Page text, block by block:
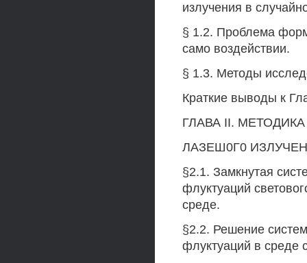
излучения в
§ 1.2. Проблема
само воздействии.
§ 1.3. Методы
Краткие выводы к
ГЛАВА II.
ЛАЗЕШ0Г0
§2.1. Замкнутая
флуктуаций
среде.
§2.2. Решение
флуктуаций в среде